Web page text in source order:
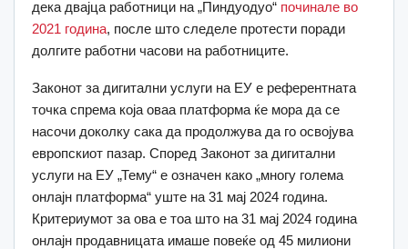
дека двајца работници на „Пиндуодуо“ починале во
2021 година, после што следеле протести поради
долгите работни часови на работниците.
Законот за дигитални услуги на ЕУ е референтната
точка спрема која оваа платформа ќе мора да се
насочи доколку сака да продолжува да го освојува
европскиот пазар. Според Законот за дигитални
услуги на ЕУ „Тему“ е означен како „многу голема
онлајн платформа“ уште на 31 мај 2024 година.
Критериумот за ова е тоа што на 31 мај 2024 година
онлајн продавницата имаше повеќе од 45 милиони